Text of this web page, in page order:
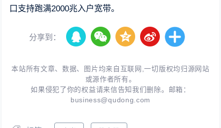
口支持跑满2000兆入户宽带。
分享到：
本站所有文章、数据、图片均来自互联网,一切版权均归源网站
或源作者所有。
如果侵犯了你的权益请来信告知我们删除。邮箱：
business@qudong.com